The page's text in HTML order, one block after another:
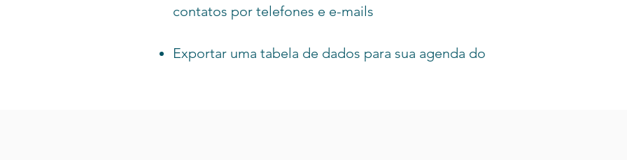
contatos por telefones e e-mails
Exportar uma tabela de dados para sua agenda do